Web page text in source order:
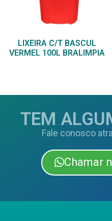
LIXEIRA C/T BASCUL
VERMEL 100L BRALIMPIA
TEM
Fale conosco
Chamar